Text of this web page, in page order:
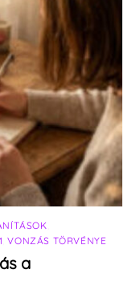
,VONZÁS TÖRVÉNYE
a